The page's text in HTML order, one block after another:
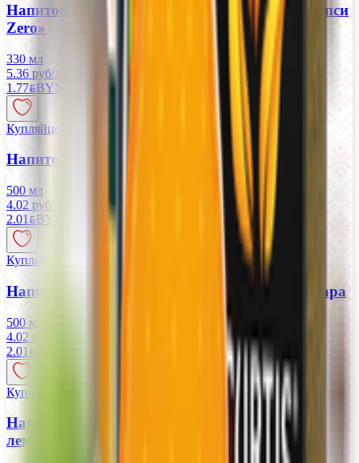
Напиток безалкогольный газированный «Пепси
Zero»
330 мл
5.36 руб/л
1.77BYNBYN
Купляйце Беларускае
Напиток газированный «Пепси»
500 мл
4.02 руб/л
2.01BYNBYN
Купляйце Беларускае
Напиток газированный «Пепси зеро» без сахара
500 мл
4.02 руб/л
2.01 BYN
Купляйце Беларускае
Напиток «Aqua vitamin» ежевика женьшень
лемонграсс